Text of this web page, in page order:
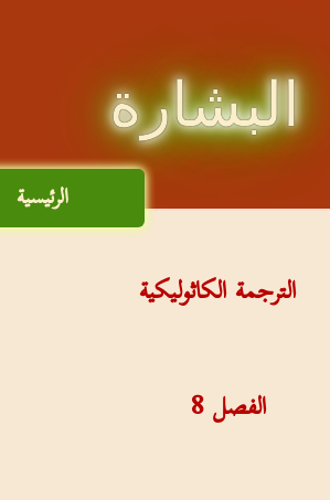
البشارة
الرئيسية
الترجمة الكاثوليكية
الفصل8